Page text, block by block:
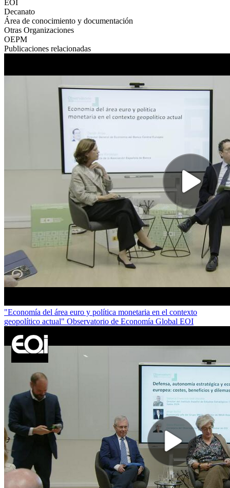
EOI
Decanato
Área de conocimiento y documentación
Otras Organizaciones
OEPM
Publicaciones relacionadas
"Economía del área euro y política monetaria en el contexto
geopolítico actual" Observatorio de Economía Global EOI